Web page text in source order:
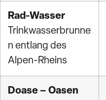
Rad-Wasser
Trinkwasserbrunne
n entlang des
Alpen-Rheins
Doase – Oasen